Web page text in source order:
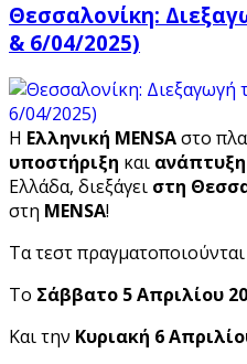
Θεσσαλονίκη:
& 6/04/2025)
Η Ελληνική MENSAστο
υποστήριξη και ανάπτυξη
Ελλάδα, διεξάγει στη
στη MENSA!
Τα τεστ
Το Σάββατο 5 Απριλίου
Και την Κυριακή 6